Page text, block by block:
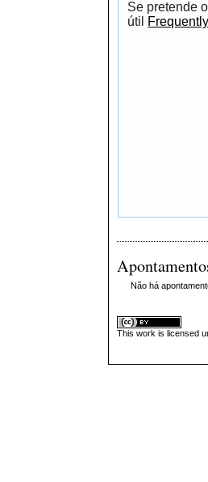
Se pretende
útil
Não há
Thiswork is licensed